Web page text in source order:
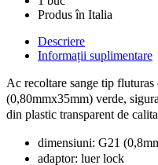
Produs în Italia
Descriere
Informații suplimentare
Ac recoltare sange tip
(0,80mmx35mm) verde,
din plastic transparent de
dimensiuni: G21
adaptor: luer lock